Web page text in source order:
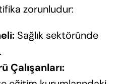
zorunludur:
Sağlık sektöründe
Çalışanları: